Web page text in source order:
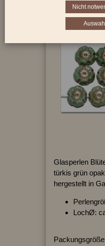
Glasperlen
türkis grün
hergestellt in
LochØ:
Nicht